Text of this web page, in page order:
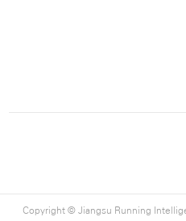
Copyright © Jiangsu Running